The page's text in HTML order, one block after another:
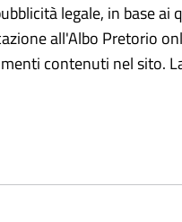
legale, in base ai
all'Albo Pretorio
contenuti nel sito.